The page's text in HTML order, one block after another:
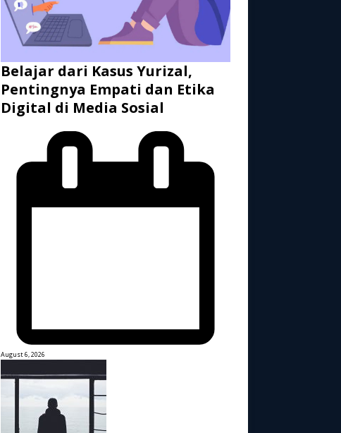
Belajar dari Kasus Yurizal,
Pentingnya Empati dan Etika
Digital di Media Sosial
August 6, 2026